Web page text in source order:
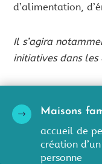
d’alimentation,
Il s’agira
initiatives dans les
$
Maisons
accueil de
création
personne